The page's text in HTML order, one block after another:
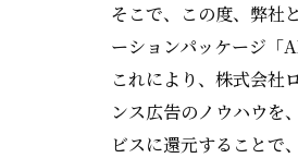
そこで、この度、弊社
ーションパッケージ「
これにより、株式会社
ンス広告のノウハウを
ビスに還元することで